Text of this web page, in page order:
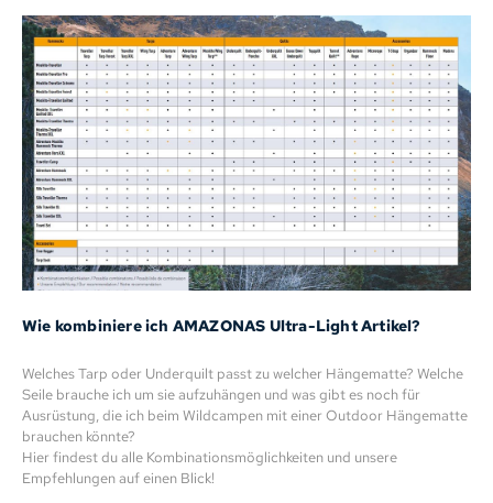
Wie kombiniere ich AMAZONAS Ultra-Light Artikel?
Welches Tarp oder Underquilt passt zu welcher Hängematte? Welche
Seile brauche ich um sie aufzuhängen und was gibt es noch für
Ausrüstung, die ich beim Wildcampen mit einer Outdoor Hängematte
brauchen könnte?
Hier findest du alle Kombinationsmöglichkeiten und unsere
Empfehlungen auf einen Blick!